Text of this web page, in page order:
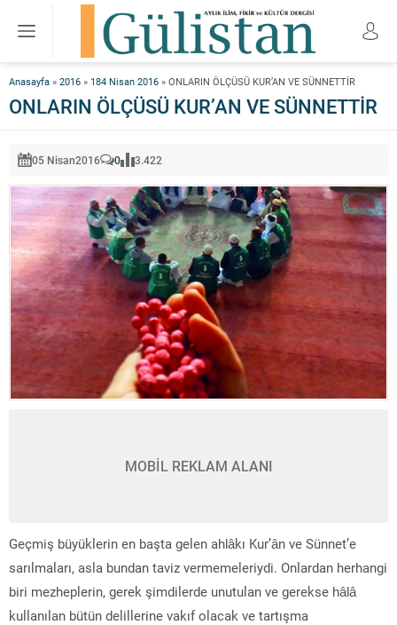
Anasayfa » 2016 » 184 Nisan 2016 » ONLARIN ÖLÇÜSÜ KUR’AN VE SÜNNETTİR
ONLARIN ÖLÇÜSÜ KUR’AN VE SÜNNETTİR
05 Nisan2016 0 3.422
MOBİL REKLAM ALANI
Geçmiş büyüklerin en başta gelen ahlâkı Kur’ân ve Sünnet’e
sarılmaları, asla bundan taviz vermemeleriydi. Onlardan herhangi
biri mezheplerin, gerek şimdilerde unutulan ve gerekse hâlâ
kullanılan bütün delillerine vakıf olacak ve tartışma